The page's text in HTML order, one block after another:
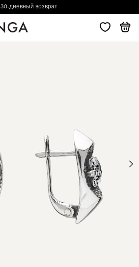
30-дневный возврат